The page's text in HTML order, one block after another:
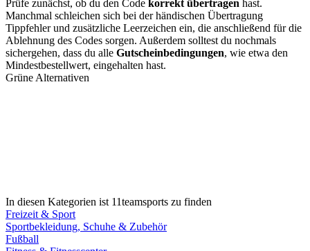
Prüfe zunächst, ob du den Code korrekt übertragen hast.
Manchmal schleichen sich bei der händischen Übertragung
Tippfehler und zusätzliche Leerzeichen ein, die anschließend für die
Ablehnung des Codes sorgen. Außerdem solltest du nochmals
sichergehen, dass du alle Gutscheinbedingungen, wie etwa den
Mindestbestellwert, eingehalten hast.
Grüne Alternativen
In diesen Kategorien ist 11teamsports zu finden
Freizeit & Sport
Sportbekleidung, Schuhe & Zubehör
Fußball